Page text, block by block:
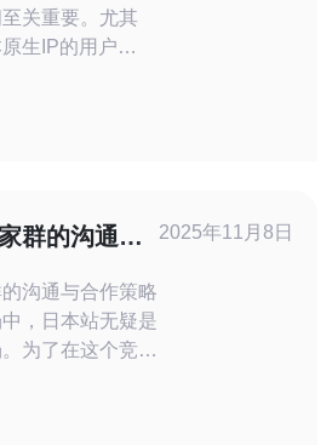
关重要。尤其
生IP的用户来
。可以通过以
下途径获取这些IP： 使用V
群的沟通与
沟通与合作策略
，日本站无疑是
为了在这个竞争
2025年11月8日